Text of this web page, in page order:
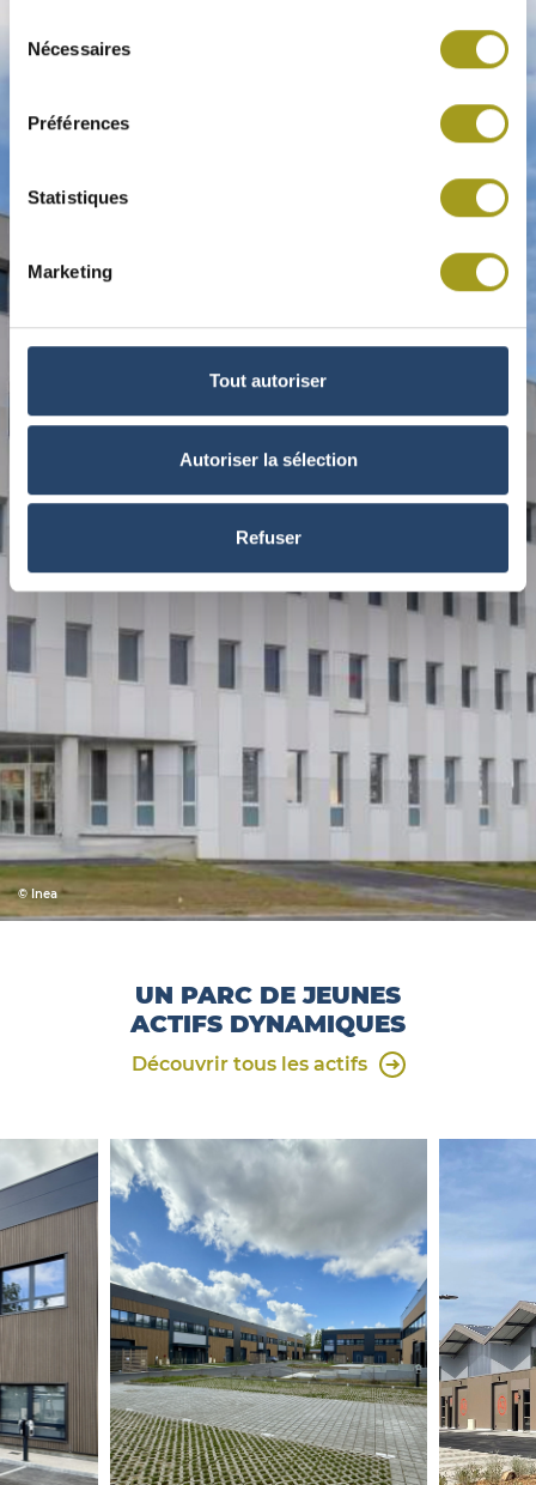
consentement
Nécessaires
Préférences
Statistiques
Marketing
Tout autoriser
Autoriser la sélection
Refuser
© Inea
UN PARC DE JEUNES
ACTIFS DYNAMIQUES
Découvrir tous les actifs